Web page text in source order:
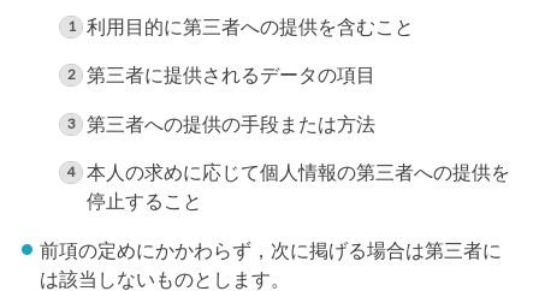
利用目的に第三者への提供を含むこと
第三者に提供されるデータの項目
第三者への提供の手段または方法
本人の求めに応じて個人情報の第三者への提供を
停止すること
前項の定めにかかわらず，次に掲げる場合は第三者に
は該当しないものとします。